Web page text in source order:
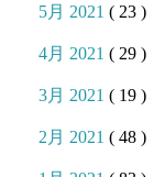
5月 2021( 23 )
4月 2021( 29 )
3月 2021( 19 )
2月 2021( 48 )